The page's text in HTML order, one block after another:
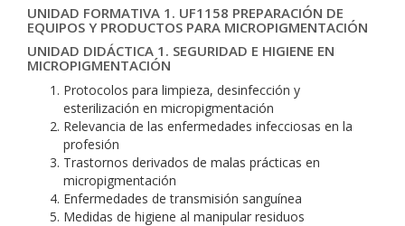
UNIDAD FORMATIVA 1. UF1158 PREPARACIÓN DE
EQUIPOS Y PRODUCTOS PARA MICROPIGMENTACIÓN
UNIDAD DIDÁCTICA 1. SEGURIDAD E HIGIENE EN
MICROPIGMENTACIÓN
Protocolos para limpieza, desinfección y
esterilización en micropigmentación
Relevancia de las enfermedades infecciosas en la
profesión
Trastornos derivados de malas prácticas en
micropigmentación
Enfermedades de transmisión sanguínea
Medidas de higiene al manipular residuos